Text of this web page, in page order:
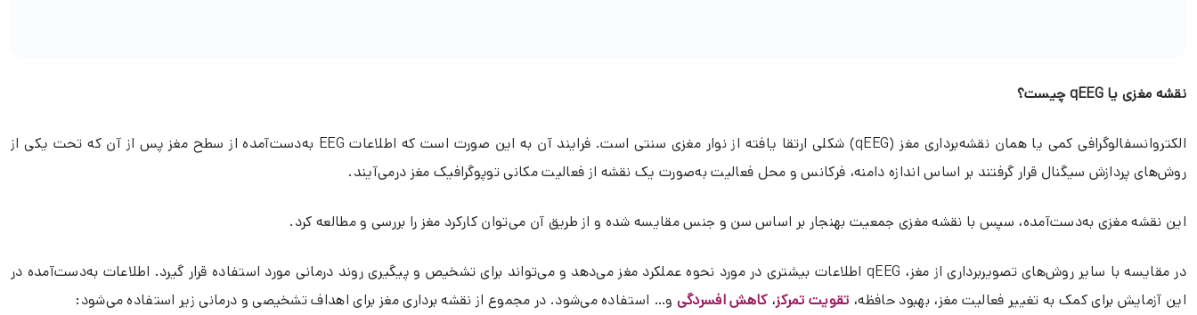
نقشه مغزی یا qEEG چیست؟
الکتروانسفالوگرافی کمی یا همان نقشه‌برداری مغز (qEEG) شکلی ارتقا یافته از نوار مغزی سنتی است. فرایند آن به این صورت است که اطلاعات EEG به‌دست‌آمده از سطح مغز پس از آن که تحت یکی از
روش‌های پردازش سیگنال قرار گرفتند بر اساس اندازه دامنه، فرکانس و محل فعالیت به‌صورت یک نقشه از فعالیت مکانی توپوگرافیک مغز درمی‌آیند.
این نقشه مغزی به‌دست‌آمده، سپس با نقشه مغزی جمعیت بهنجار بر اساس سن و جنس مقایسه شده و از طریق آن می‌توان کارکرد مغز را بررسی و مطالعه کرد.
در مقایسه با سایر روش‌های تصویربرداری از مغز، qEEG اطلاعات بیشتری در مورد نحوه عملکرد مغز می‌دهد و می‌تواند برای تشخیص و پیگیری روند درمانی مورد استفاده قرار گیرد. اطلاعات به‌دست‌آمده در
این آزمایش برای کمک به تغییر فعالیت مغز، بهبود حافظه، تقویت تمرکز،کاهش افسردگی و… استفاده می‌شود. در مجموع از نقشه برداری مغز برای اهداف تشخیصی و درمانی زیر استفاده می‌شود: